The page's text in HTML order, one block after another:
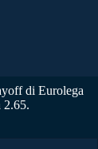
di Eurolega
2.65.